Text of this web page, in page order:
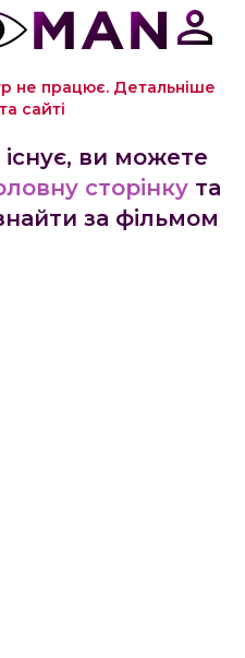
не працює. Детальніше
сайті
ви можете
сторінку та
за фільмом